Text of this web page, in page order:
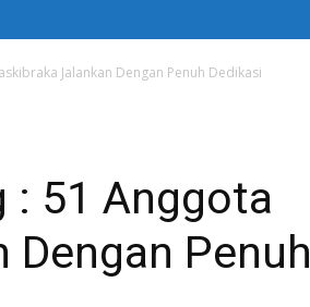
Jalankan Dengan Penuh Dedikasi
: 51 Anggota
Dengan Penuh